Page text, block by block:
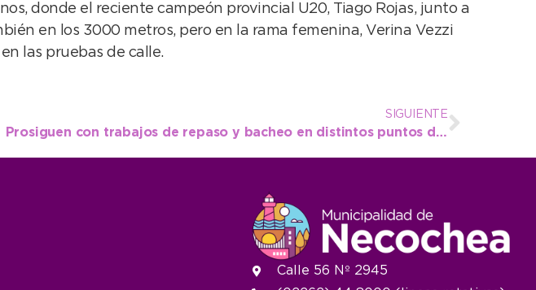
donde el reciente campeón provincial U20, Tiago Rojas, junto a
en los 3000 metros, pero en la rama femenina, Verina Vezzi
las pruebas de calle.
SIGUIENTE
Prosiguen con trabajos de repaso y bacheo en distintos puntos de Necochea y Quequén
Calle 56 Nº 2945